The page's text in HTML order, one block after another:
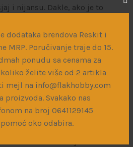
dodataka brendova Reskit i
MRP. Poručivanje traje do 15.
ponudu sa cenama za
želite više od 2 artikla
mejl na info@flakhobby.com
proizvoda. Svakako nas
na broj 0641129145
oko odabira.
i nijansu. Dakle, ako je to
moć, brzo sušenje (suva na
a potpuno suva u roku od 24h) i
nanošenje akrilnih i emajl
je naneti preko i agresivniju
dekale, bez problema.
je u bočicama novog dizajna